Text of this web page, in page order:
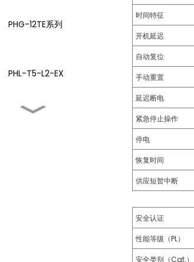
PHG-12TE系列
PHL-T5-L2-EX
时间特征
开机延迟
自动复位
手动重置
延迟断电
紧急停止操作
停电
恢复时间
供应短暂中断
安全认证
性能等级（PL）
安全类别（Cat.）